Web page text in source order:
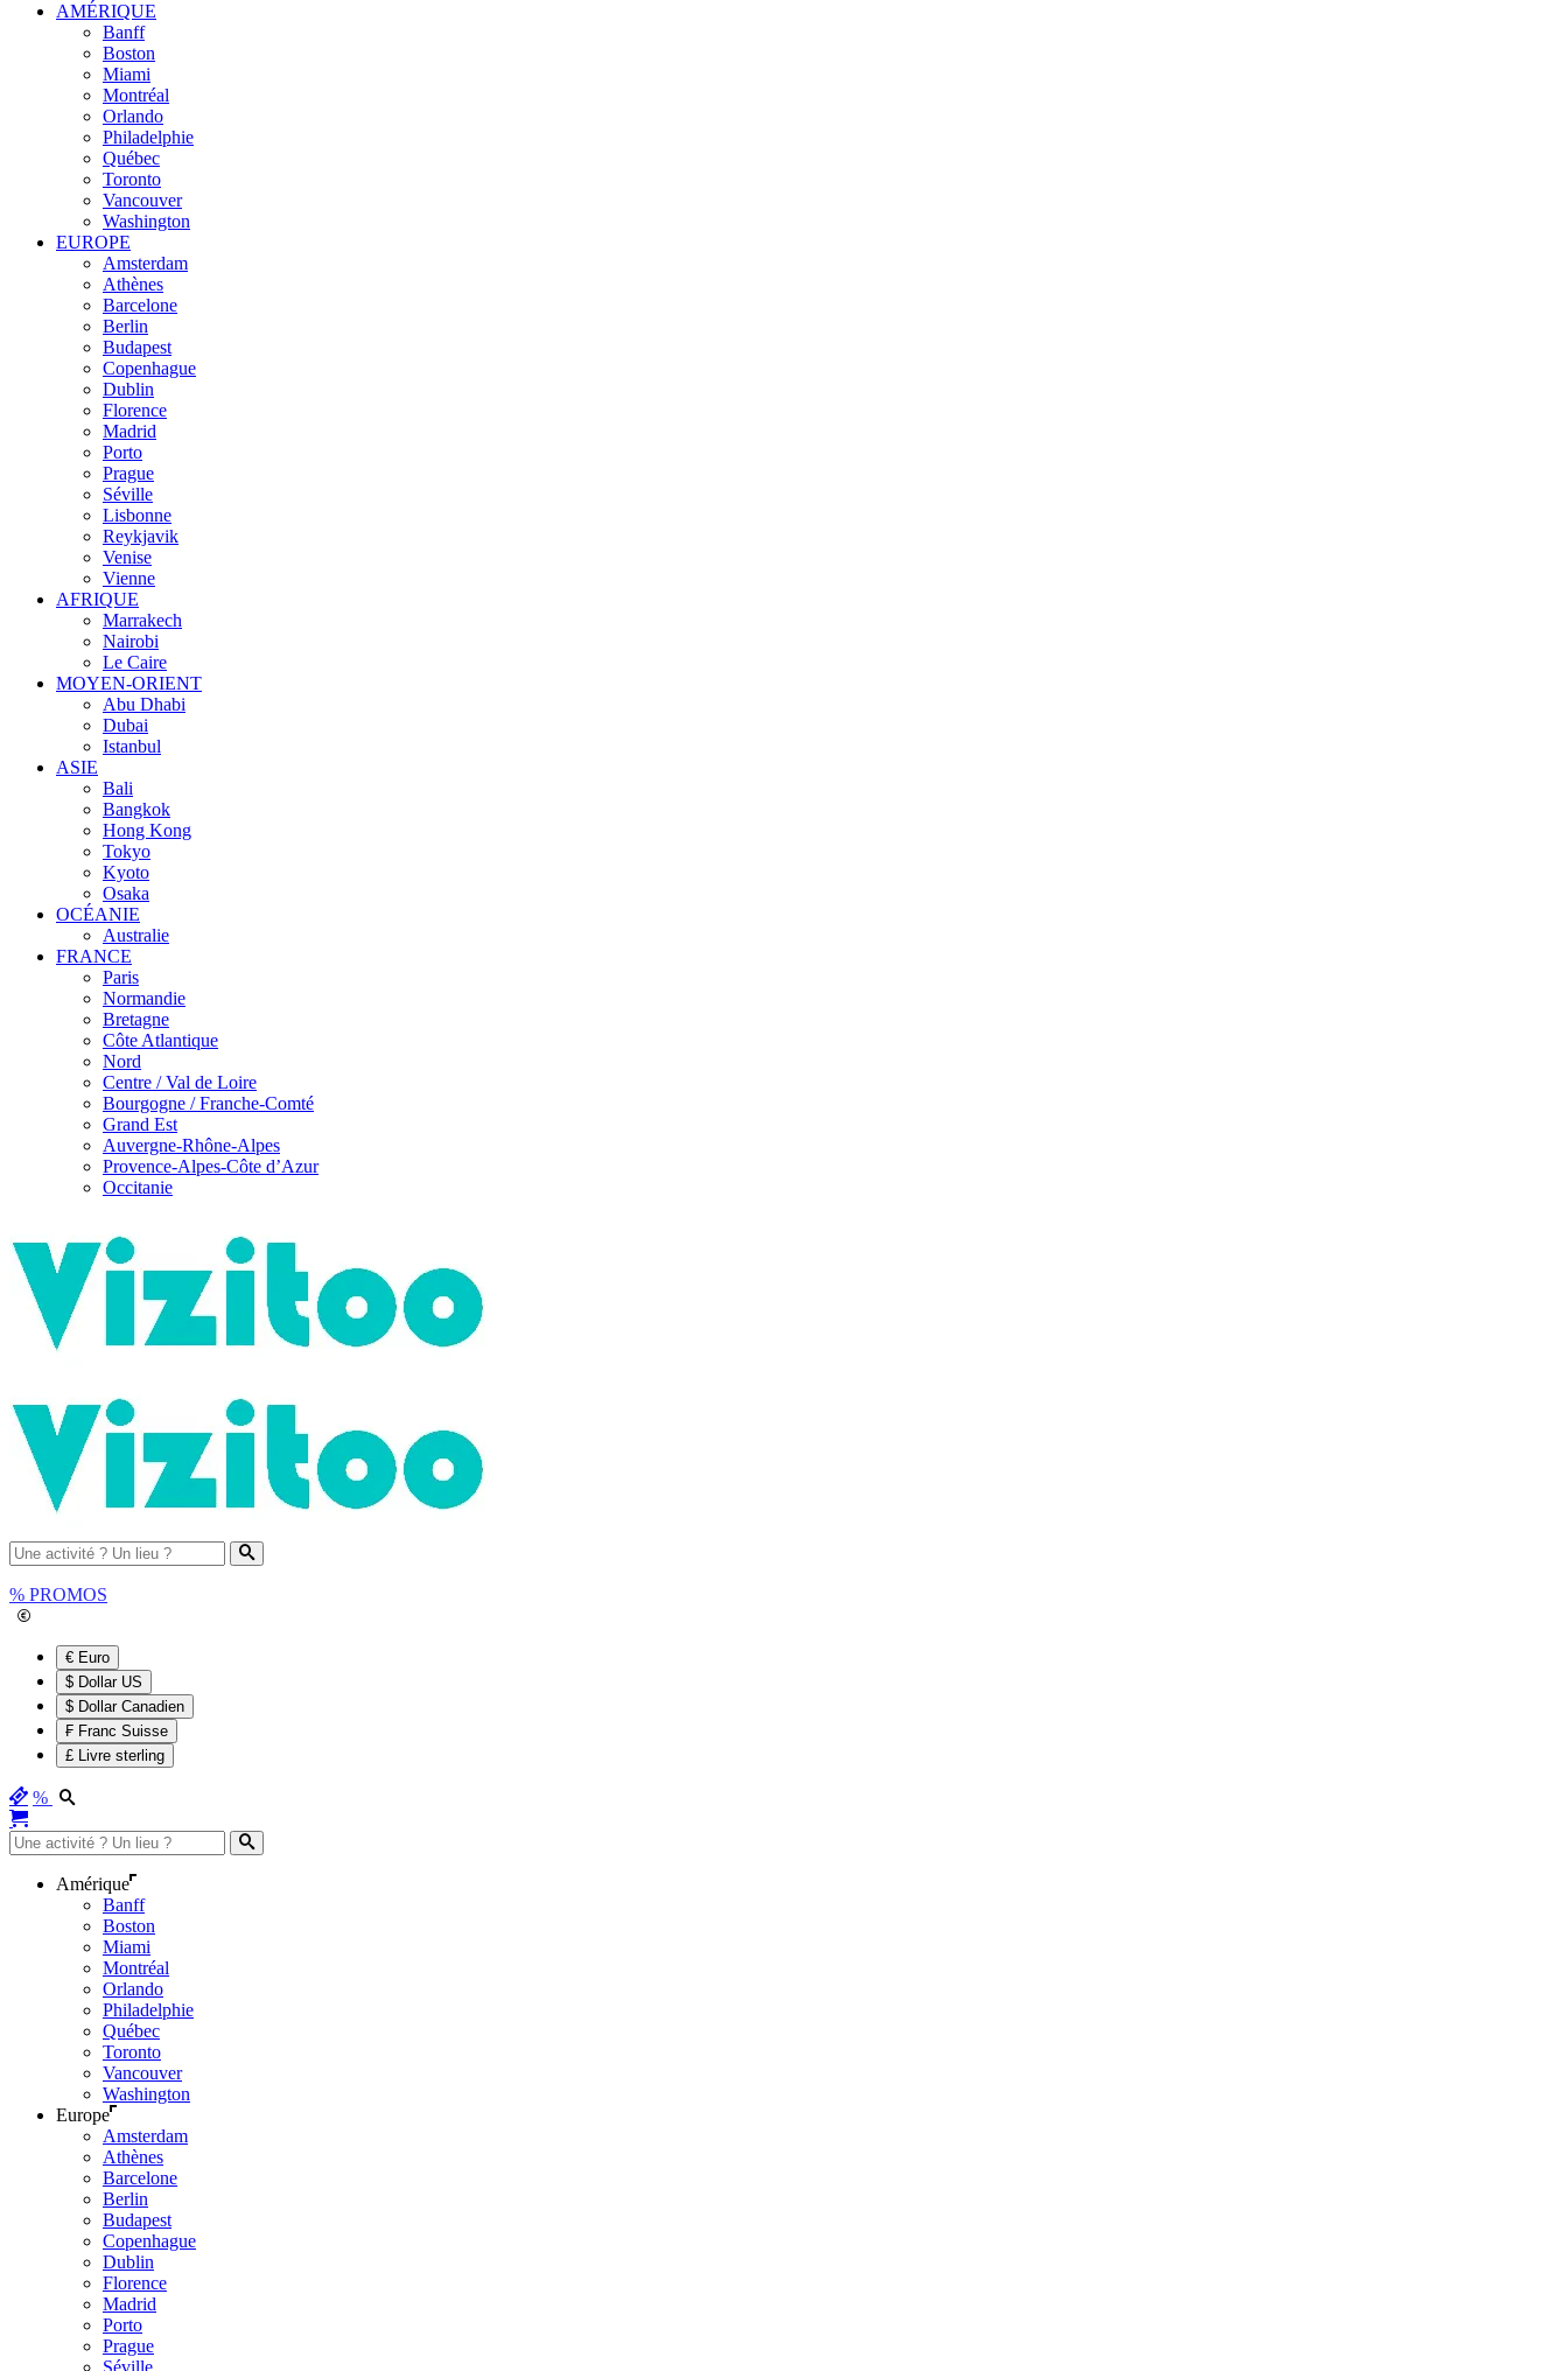
AMÉRIQUE
Banff
Boston
Miami
Montréal
Orlando
Philadelphie
Québec
Toronto
Vancouver
Washington
EUROPE
Amsterdam
Athènes
Barcelone
Berlin
Budapest
Copenhague
Dublin
Florence
Madrid
Porto
Prague
Séville
Lisbonne
Reykjavik
Venise
Vienne
AFRIQUE
Marrakech
Nairobi
Le Caire
MOYEN-ORIENT
Abu Dhabi
Dubai
Istanbul
ASIE
Bali
Bangkok
Hong Kong
Tokyo
Kyoto
Osaka
OCÉANIE
Australie
FRANCE
Paris
Normandie
Bretagne
Côte Atlantique
Nord
Centre / Val de Loire
Bourgogne / Franche-Comté
Grand Est
Auvergne-Rhône-Alpes
Provence-Alpes-Côte d’Azur
Occitanie
% PROMOS
€ Euro
$ Dollar US
$ Dollar Canadien
₣ Franc Suisse
£ Livre sterling
%
Amérique
Banff
Boston
Miami
Montréal
Orlando
Philadelphie
Québec
Toronto
Vancouver
Washington
Europe
Amsterdam
Athènes
Barcelone
Berlin
Budapest
Copenhague
Dublin
Florence
Madrid
Porto
Prague
Séville